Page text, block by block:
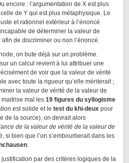
encore : l’argumentation de X est plus
de Y qui est plus métaphysique. Le
et rationnel extérieur à l’énoncé
de déterminer la valeur de
de discriminer ou non l’énoncé.
on bute déjà sur un problème.
un calcul revient à lui attribuer une
de voir que la valeur de vérité
avec toute la rigueur qu’elle mériterait ;
la valeur de vérité de la valeur de
mal les 19 figures du syllogisme
est solide et le test du khi-deux pour
de la source), on devrait alors
de la valeur de vérité de la valeur de
, si bien que l’on s’embourberait dans les
.
par des critères logiques de la